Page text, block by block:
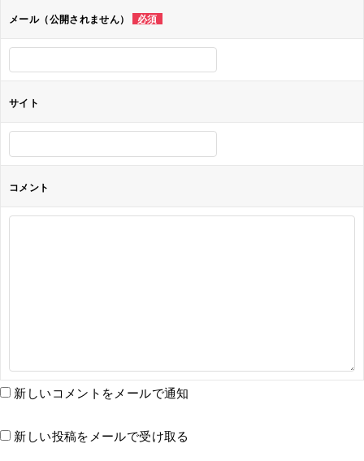
ョ
ン
メール（公開されません） 必須
サイト
コメント
新しいコメントをメールで通知
新しい投稿をメールで受け取る